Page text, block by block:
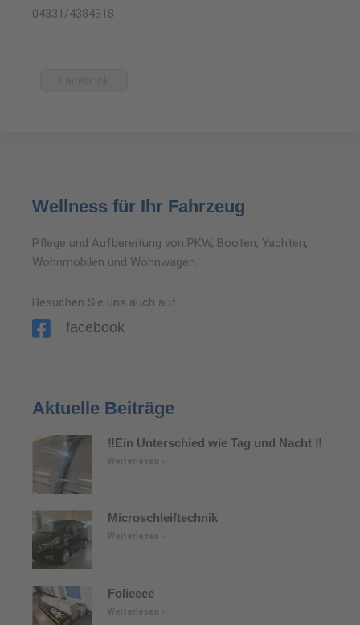
04331/4384318
Wellness für Ihr Fahrzeug
Pflege und Aufbereitung von PKW, Booten, Yachten,
Wohnmobilen und Wohnwagen.
Besuchen Sie uns auch auf
facebook
Aktuelle Beiträge
‼️Ein Unterschied wie Tag und Nacht ‼️
Weiterlesen »
Microschleiftechnik
Weiterlesen »
Folieeee
Weiterlesen »